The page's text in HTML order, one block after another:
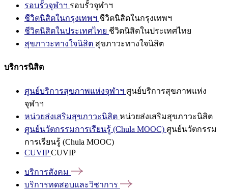
รอบรั้วจุฬาฯ รอบรั้วจุฬาฯ
ชีวิตนิสิตในกรุงเทพฯ ชีวิตนิสิตในกรุงเทพฯ
ชีวิตนิสิตในประเทศไทย ชีวิตนิสิตในประเทศไทย
สุขภาวะทางใจนิสิต สุขภาวะทางใจนิสิต
บริการนิสิต
ศูนย์บริการสุขภาพแห่งจุฬาฯ ศูนย์บริการสุขภาพแห่ง
จุฬาฯ
หน่วยส่งเสริมสุขภาวะนิสิต หน่วยส่งเสริมสุขภาวะนิสิต
ศูนย์นวัตกรรมการเรียนรู้ (Chula MOOC) ศูนย์นวัตกรรม
การเรียนรู้ (Chula MOOC)
CUVIPCUVIP
บริการสังคม
บริการทดสอบและวิชาการ